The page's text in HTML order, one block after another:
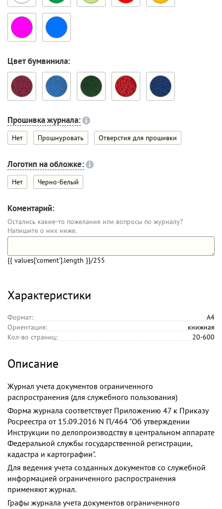
Цвет бумвинила:
Прошивка журнала:
Нет Прошнуровать Отверстия для прошивки
Логотип на обложке:
Нет Черно-белый
Коментарий:
Остались какие-то пожелания или вопросы по журналу?
Напишите о них ниже.
{{ values['coment'].length }}/255
Характеристики
Формат:
А4
Ориентация:
книжная
Кол-во страниц:
20-600
Описание
Журнал учета документов ограниченного
распространения (для служебного пользования)
Форма журнала соответствует Приложению 47 к Приказу
Росреестра от 15.09.2016 N П/464 "Об утверждении
Инструкции по делопроизводству в центральном аппарате
Федеральной службы государственной регистрации,
кадастра и картографии".
Для ведения учета созданных документов со служебной
информацией ограниченного распространения
применяют журнал.
Графы журнала учета документов ограниченного